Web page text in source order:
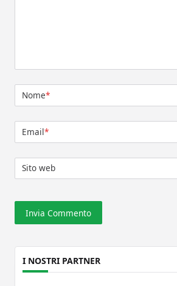
Nome*
Email*
Sito web
I NOSTRI PARTNER